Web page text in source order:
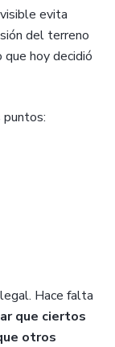
evita
del terreno
hoy decidió
puntos:
Hace falta
que ciertos
otros